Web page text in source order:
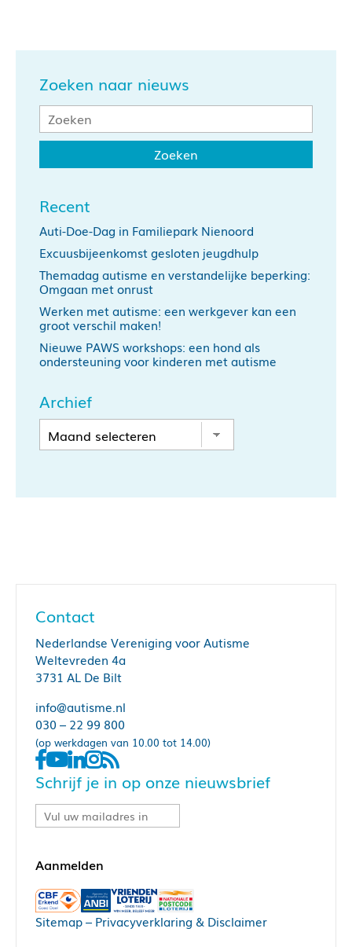
Zoeken naar nieuws
Recent
Auti-Doe-Dag in Familiepark Nienoord
Excuusbijeenkomst gesloten jeugdhulp
Themadag autisme en verstandelijke beperking:
Omgaan met onrust
Werken met autisme: een werkgever kan een
groot verschil maken!
Nieuwe PAWS workshops: een hond als
ondersteuning voor kinderen met autisme
Archief
Contact
Nederlandse Vereniging voor Autisme
Weltevreden 4a
3731 AL De Bilt
info@autisme.nl
030 – 22 99 800
(op werkdagen van 10.00 tot 14.00)
Schrijf je in op onze nieuwsbrief
Sitemap– Privacyverklaring & Disclaimer